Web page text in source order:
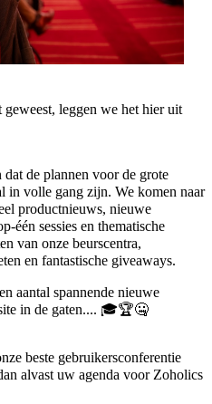
leggen we het hier uit
de plannen voor de grote
in volle gang zijn. We komen naar
productnieuws, nieuwe
één sessies en thematische
van onze beurscentra,
en fantastische giveaways.
aantal spannende nieuwe
in de gaten.... 🎓🏆🤐
beste gebruikersconferentie
alvast uw agenda voor Zoholics